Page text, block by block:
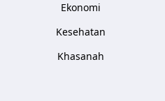
Ekonomi
Kesehatan
Khasanah